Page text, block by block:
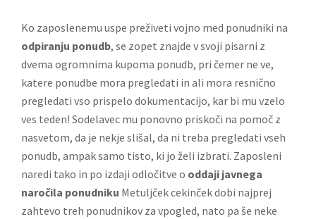
Ko zaposlenemu uspe preživeti vojno med ponudniki na
odpiranju ponudb, se zopet znajde v svoji pisarni z
dvema ogromnima kupoma ponudb, pri čemer ne ve,
katere ponudbe mora pregledati in ali mora resnično
pregledati vso prispelo dokumentacijo, kar bi mu vzelo
ves teden! Sodelavec mu ponovno priskoči na pomoč z
nasvetom, da je nekje slišal, da ni treba pregledati vseh
ponudb, ampak samo tisto, ki jo želi izbrati. Zaposleni
naredi tako in po izdaji odločitve o oddaji javnega
naročila ponudniku Metuljček cekinček dobi najprej
zahtevo treh ponudnikov za vpogled, nato pa še neke